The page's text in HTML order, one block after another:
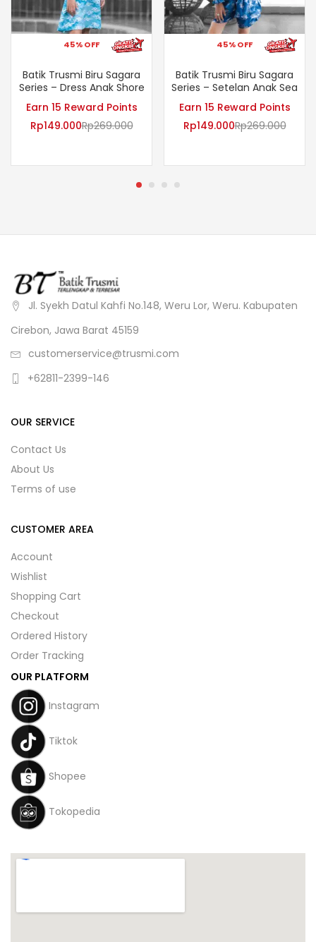
45% OFF
Batik Trusmi Biru Sagara
Series – Dress Anak Shore
Earn 15 Reward Points
Rp149.000Rp269.000
45% OFF
Batik Trusmi Biru Sagara
Series – Setelan Anak Sea
Earn 15 Reward Points
Rp149.000Rp269.000
Jl. Syekh Datul Kahfi No.148, Weru Lor, Weru. Kabupaten
Cirebon, Jawa Barat 45159
customerservice@trusmi.com
+62811-2399-146
OUR SERVICE
Contact Us
About Us
Terms of use
CUSTOMER AREA
Account
Wishlist
Shopping Cart
Checkout
Ordered History
Order Tracking
OUR PLATFORM
Instagram
Tiktok
Shopee
Tokopedia